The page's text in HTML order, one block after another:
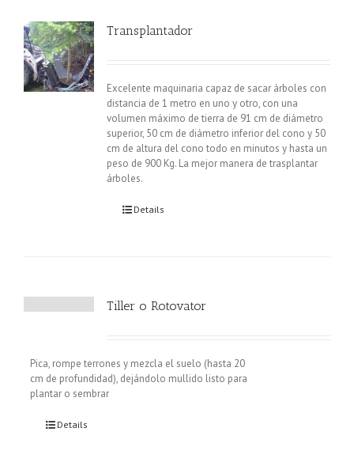
Transplantador
Excelente maquinaria capaz de sacar árboles con
distancia de 1 metro en uno y otro, con una
volumen máximo de tierra de 91 cm de diámetro
superior, 50 cm de diámetro inferior del cono y 50
cm de altura del cono todo en minutos y hasta un
peso de 900 Kg. La mejor manera de trasplantar
árboles.
Details
Tiller o Rotovator
Pica, rompe terrones y mezcla el suelo (hasta 20
cm de profundidad), dejándolo mullido listo para
plantar o sembrar
Details